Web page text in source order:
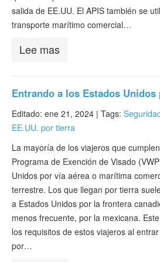
salida de EE.UU. El APIS también se
transporte marítimo comercial…
Lee mas
Entrando a los Estados
Editado: ene 21, 2024 | Tags:
EE.UU. por tierra
La mayoría de los viajeros que
Programa de Exención de Visado
Unidos por vía aérea o marítima
terrestre. Los que llegan por tierra
a Estados Unidos por la frontera
menos frecuente, por la mexicana.
los requisitos de estos viajeros al
por…